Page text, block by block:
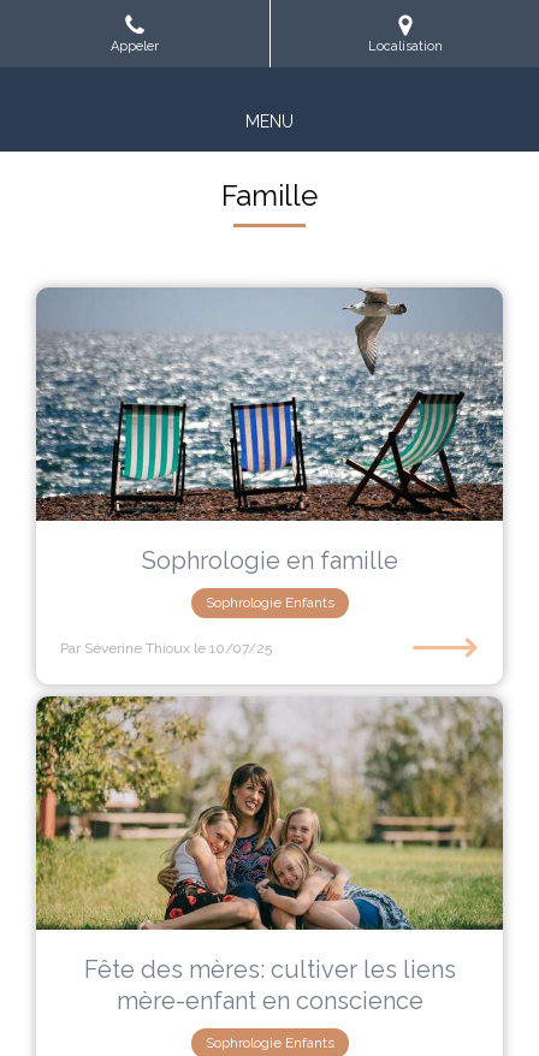
Appeler Localisation
MENU
Famille
Sophrologie en famille
Sophrologie Enfants
Par Séverine Thioux le 10/07/25 ⟶
Fête des mères: cultiver les liens
mère-enfant en conscience
Sophrologie Enfants